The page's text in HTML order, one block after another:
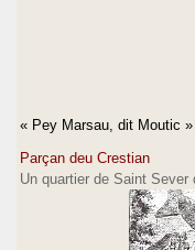
« Pey Marsau, dit Moutic
Parçan deu Crestian
Un quartier de Saint Sever